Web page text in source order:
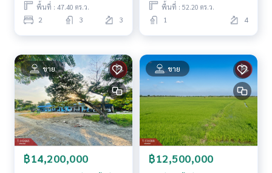
The Best Property Agent CO,.LTD. ผู้นำด้านธุรกิจนายหน้า ตัวแ
ทนอสังหาริมทรัพย์ครบวงจร ด้วยความเป็นมืออาชีพ ใช้เทคโนโล
ยี และ นวัตกรรมที่สร้างสรรค์ เพื่อส่งมอบบริการที่ดีที่สุดเพื่อคุณ ใ
พื้นที่ : 47.40 ตร.ว.
2 3 3
พื้นที่ : 52.20 ตร.ว.
1 4
ขาย
฿14,200,000
ขาย
฿12,500,000